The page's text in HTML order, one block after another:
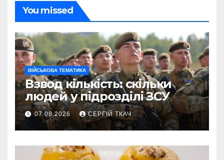
You missed
ВІЙСЬКОВА ТЕМАТИКА
Взвод кількість: скільки
людей у підрозділі ЗСУ
07.08.2026 СЕРГІЙ ТКАЧ